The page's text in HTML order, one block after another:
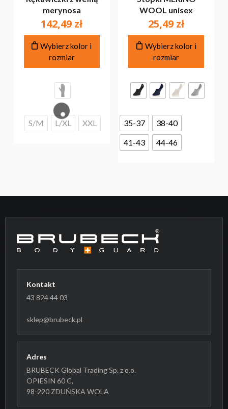
merynosa
142,49 zł
Wybierz kolor i
rozmiar
wariantów.
wybrać
na
stronie
produktu
S/M L/XL XXL
WOOL unisex
25,49 zł
Wybierz kolor i
rozmiar
Opcje
35-37
38-40
41-43
44-46
Kontakt
43 824 44 03
sklep@brubeck.pl
Adres
BRUBECK Global Trading Sp. z o.o.
OPIESIN 60 C,
98-220 ZDUŃSKA WOLA